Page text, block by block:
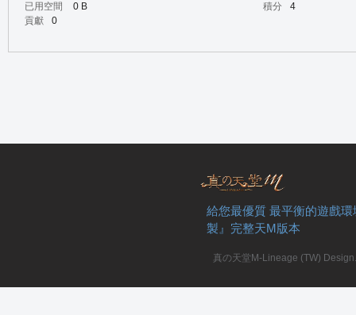
已用空間
0 B 積分
4
貢獻
0
給您最優質 最平衡的遊戲
製』完整天M版本
真の天堂M-Lineage (TW)